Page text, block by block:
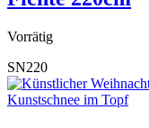
Vorrätig
SN220